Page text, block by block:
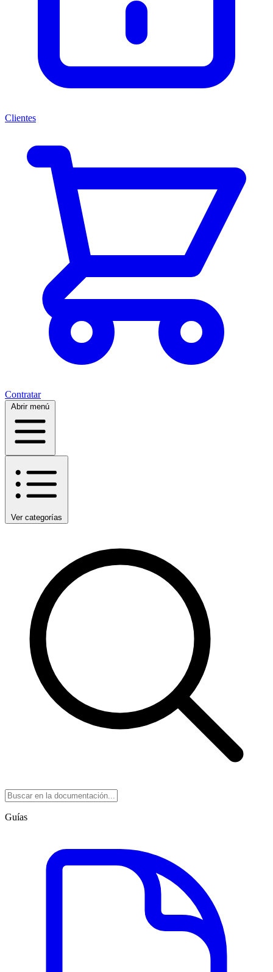
Clientes
Contratar
Abrir menú
Ver categorías
Guías